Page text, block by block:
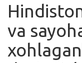
Ishlar
Kurslar
Blog
va